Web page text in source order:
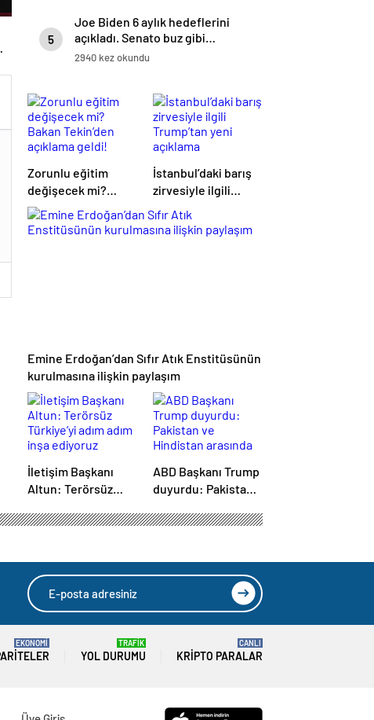
5
Joe Biden 6 aylık hedeflerini
açıkladı. Senato buz gibi…
2940 kez okundu
Zorunlu eğitim
değişecek mi?
Bakan Tekin’den
açıklama geldi!
İstanbul’daki barış
zirvesiyle ilgili
Trump’tan yeni
açıklama
Emine Erdoğan’dan Sıfır Atık Enstitüsünün
kurulmasına ilişkin paylaşım
İletişim Başkanı
Altun: Terörsüz
adım inşa ediyoruz
ABD Başkanı Trump
duyurdu: Pakistan
arasında ateşkes
EKONOMİ
YOL DURUMU
TRAFİK
KRIPTO PARALAR
CANLI